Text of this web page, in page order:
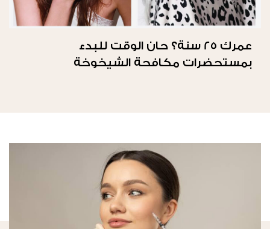
عمرك 25 سنة؟ حان الوقت للبدء
بمستحضرات مكافحة الشيخوخة